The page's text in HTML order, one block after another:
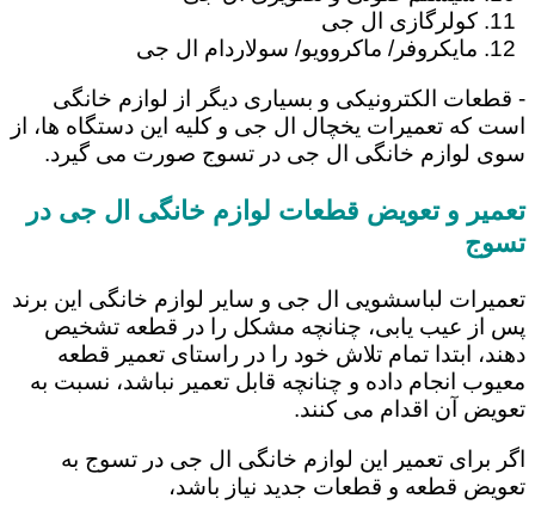
کولرگازی ال جی
مایکروفر/ ماکروویو/ سولاردام ال جی
- قطعات الکترونیکی و بسیاری دیگر از لوازم خانگی
است که تعمیرات یخچال ال جی و کلیه این دستگاه ها، از
سوی لوازم خانگی ال جی در تسوج صورت می گیرد.
تعمیر و تعویض قطعات لوازم خانگی ال جی در
تسوج
تعمیرات لباسشویی ال جی و سایر لوازم خانگی این برند
پس از عیب یابی، چنانچه مشکل را در قطعه تشخیص
دهند، ابتدا تمام تلاش خود را در راستای تعمیر قطعه
معیوب انجام داده و چنانچه قابل تعمیر نباشد، نسبت به
تعویض آن اقدام می کنند.
اگر برای تعمیر این لوازم خانگی ال جی در تسوج به
تعویض قطعه و قطعات جدید نیاز باشد،